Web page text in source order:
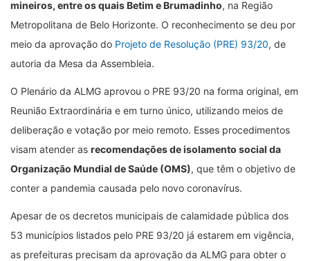
mineiros, entre os quais Betim e Brumadinho, na Região
Metropolitana de Belo Horizonte. O reconhecimento se deu por
meio da aprovação do Projeto de Resolução (PRE) 93/20, de
autoria da Mesa da Assembleia.
O Plenário da ALMG aprovou o PRE 93/20 na forma original, em
Reunião Extraordinária e em turno único, utilizando meios de
deliberação e votação por meio remoto. Esses procedimentos
visam atender as recomendações de isolamento social da
Organização Mundial de Saúde (OMS), que têm o objetivo de
conter a pandemia causada pelo novo coronavírus.
Apesar de os decretos municipais de calamidade pública dos
53 municípios listados pelo PRE 93/20 já estarem em vigência,
as prefeituras precisam da aprovação da ALMG para obter o